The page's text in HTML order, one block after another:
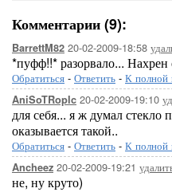
Комментарии (9):
BarrettM82 20-02-2009-18:58
*пуфф!!* разорвало...
Обратиться - Ответить - К полной
AniSoTRopIc 20-02-2009-19:10
для себя... я ж думал стекло
оказывается такой..
Обратиться - Ответить - К полной
Ancheez 20-02-2009-19:21
не, ну круто)